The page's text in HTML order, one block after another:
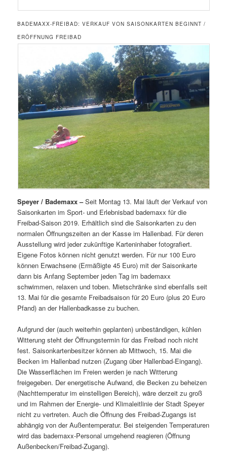
BADEMAXX-FREIBAD: VERKAUF VON SAISONKARTEN BEGINNT /
ERÖFFNUNG FREIBAD
Speyer / Bademaxx –Seit Montag 13. Mai läuft der Verkauf von
Saisonkarten im Sport- und Erlebnisbad bademaxx für die
Freibad-Saison 2019. Erhältlich sind die Saisonkarten zu den
normalen Öffnungszeiten an der Kasse im Hallenbad. Für deren
Ausstellung wird jeder zukünftige Karteninhaber fotografiert.
Eigene Fotos können nicht genutzt werden. Für nur 100 Euro
können Erwachsene (Ermäßigte 45 Euro) mit der Saisonkarte
dann bis Anfang September jeden Tag im bademaxx
schwimmen, relaxen und toben. Mietschränke sind ebenfalls seit
13. Mai für die gesamte Freibadsaison für 20 Euro (plus 20 Euro
Pfand) an der Hallenbadkasse zu buchen.
Aufgrund der (auch weiterhin geplanten) unbeständigen, kühlen
Witterung steht der Öffnungstermin für das Freibad noch nicht
fest. Saisonkartenbesitzer können ab Mittwoch, 15. Mai die
Becken im Hallenbad nutzen (Zugang über Hallenbad-Eingang).
Die Wasserflächen im Freien werden je nach Witterung
freigegeben. Der energetische Aufwand, die Becken zu beheizen
(Nachttemperatur im einstelligen Bereich), wäre derzeit zu groß
und im Rahmen der Energie- und Klimaleitlinie der Stadt Speyer
nicht zu vertreten. Auch die Öffnung des Freibad-Zugangs ist
abhängig von der Außentemperatur. Bei steigenden Temperaturen
wird das bademaxx-Personal umgehend reagieren (Öffnung
Außenbecken/Freibad-Zugang).